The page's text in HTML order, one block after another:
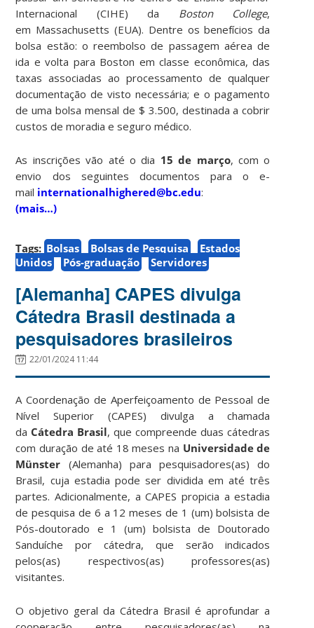
Internacional (CIHE) da Boston College,
em Massachusetts (EUA). Dentre os benefícios da
bolsa estão: o reembolso de passagem aérea de
ida e volta para Boston em classe econômica, das
taxas associadas ao processamento de qualquer
documentação de visto necessária; e o pagamento
de uma bolsa mensal de $ 3.500, destinada a cobrir
custos de moradia e seguro médico.
As inscrições vão até o dia 15 de março, com o
envio dos seguintes documentos para o e-
mail internationalhighered@bc.edu:
(mais…)
Tags: Bolsas Bolsas de Pesquisa
Estados
Unidos
Pós-graduação Servidores
[Alemanha] CAPES divulga
Cátedra Brasil destinada a
pesquisadores brasileiros
22/01/2024 11:44
A Coordenação de Aperfeiçoamento de Pessoal de
Nível Superior (CAPES) divulga a chamada
da Cátedra Brasil, que compreende duas cátedras
com duração de até 18 meses na Universidade de
Münster (Alemanha) para pesquisadores(as) do
Brasil, cuja estadia pode ser dividida em até três
partes. Adicionalmente, a CAPES propicia a estadia
de pesquisa de 6 a 12 meses de 1 (um) bolsista de
Pós-doutorado e 1 (um) bolsista de Doutorado
Sanduíche por cátedra, que serão indicados
pelos(as) respectivos(as) professores(as)
visitantes.
O objetivo geral da Cátedra Brasil é aprofundar a